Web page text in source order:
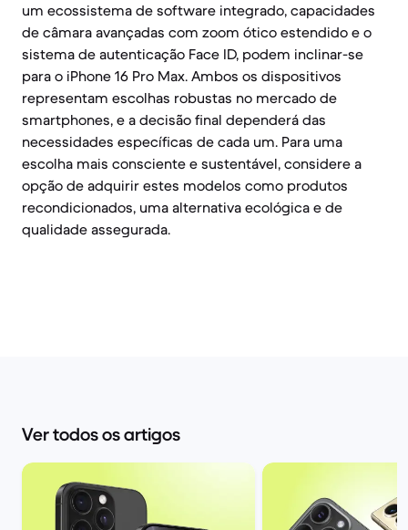
um ecossistema de software integrado, capacidades
de câmara avançadas com zoom ótico estendido e o
sistema de autenticação Face ID, podem inclinar-se
para o iPhone 16 Pro Max. Ambos os dispositivos
representam escolhas robustas no mercado de
smartphones, e a decisão final dependerá das
necessidades específicas de cada um. Para uma
escolha mais consciente e sustentável, considere a
opção de adquirir estes modelos como produtos
recondicionados, uma alternativa ecológica e de
qualidade assegurada.
Ver todos os artigos